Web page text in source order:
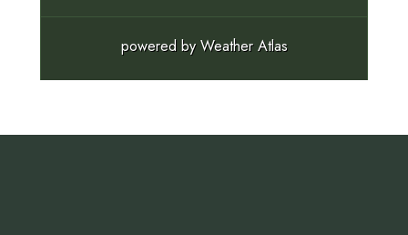
powered byWeather Atlas